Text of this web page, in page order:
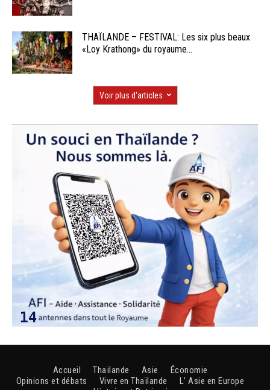
THAÏLANDE – FESTIVAL: Les six plus beaux
«Loy Krathong» du royaume...
Voir plus d'articles
Accueil Thaïlande Asie
Économie
Opinions et débats
Vivre en Thaïlande
L’ Asie en Europe